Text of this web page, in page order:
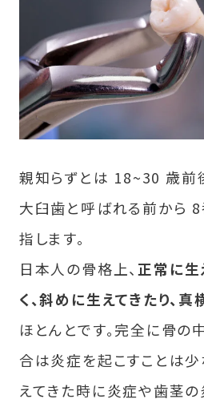
親知らずとは 18~30 歳前
大臼⻭と呼ばれる前から
指します。
日本人の骨格上、正常に生
く、斜めに生えてきたり、真
ほとんとです。完全に骨の
合は炎症を起こすことは少
えてきた時に炎症や⻭茎